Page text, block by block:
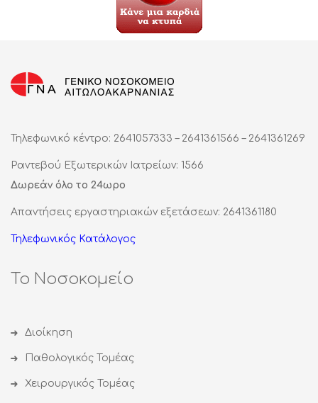
Τηλεφωνικό κέντρο: 2641057333 – 2641361566 – 2641361269
Ραντεβού Εξωτερικών Ιατρείων: 1566
Δωρεάν όλο το 24ωρο
Απαντήσεις εργαστηριακών εξετάσεων: 2641361180
Τηλεφωνικός Κατάλογος
Το Νοσοκομείο
Διοίκηση
Παθολογικός Τομέας
Χειρουργικός Τομέας